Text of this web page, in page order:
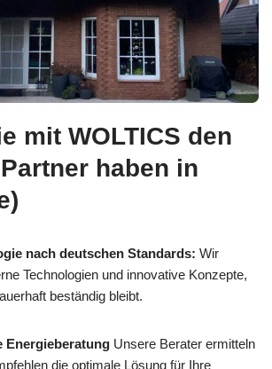
mit WOLTICS den
haben in
nach deutschen Standards: Wir
Technologien und innovative Konzepte,
beständig bleibt.
Energieberatung Unsere Berater ermitteln
die optimale Lösung für Ihre